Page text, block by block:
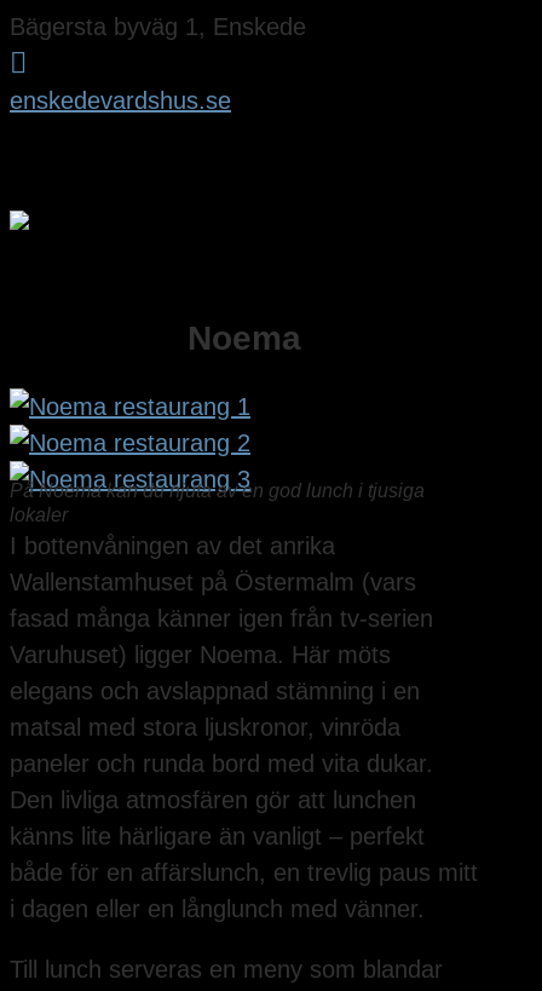
Bägersta byväg 1, Enskede

enskedevardshus.se
Noema
På Noema kan du njuta av en god lunch i tjusiga
lokaler
I bottenvåningen av det anrika
Wallenstamhuset på Östermalm (vars
fasad många känner igen från tv-serien
Varuhuset) ligger Noema. Här möts
elegans och avslappnad stämning i en
matsal med stora ljuskronor, vinröda
paneler och runda bord med vita dukar.
Den livliga atmosfären gör att lunchen
känns lite härligare än vanligt – perfekt
både för en affärslunch, en trevlig paus mitt
i dagen eller en långlunch med vänner.
Till lunch serveras en meny som blandar